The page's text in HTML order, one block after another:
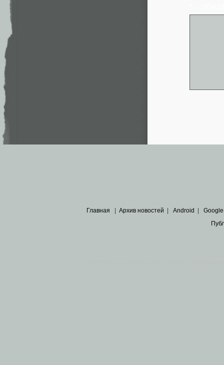
Главная Архив новостей Android Google